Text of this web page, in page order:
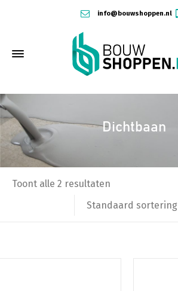
info@bouwshoppen.nl
Dichtbaan
Toont alle 2 resultaten
Standaard sortering